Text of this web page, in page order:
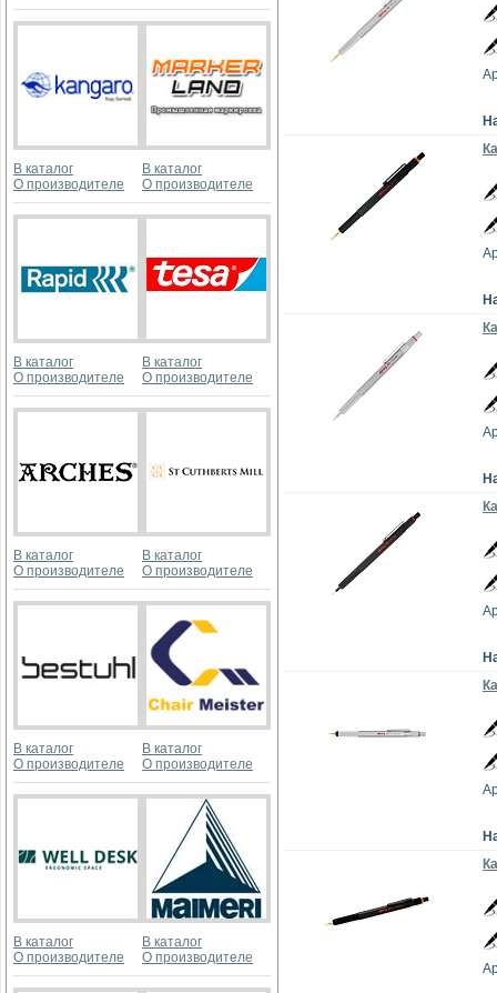
В каталог
О производителе
В каталог
О производителе
В каталог
О производителе
В каталог
О производителе
В каталог
О производителе
В каталог
О производителе
В каталог
О производителе
В каталог
О производителе
В каталог
О производителе
В каталог
О производителе